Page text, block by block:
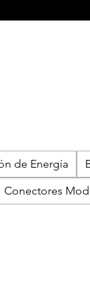
de Energía
Conectores